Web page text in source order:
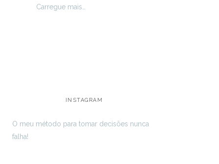
Carregue mais…
INSTAGRAM
O meu método para tomar decisões nunca
falha!